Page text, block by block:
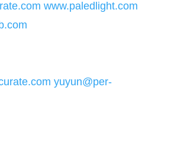
www.paledlight.com
yuyun@per-